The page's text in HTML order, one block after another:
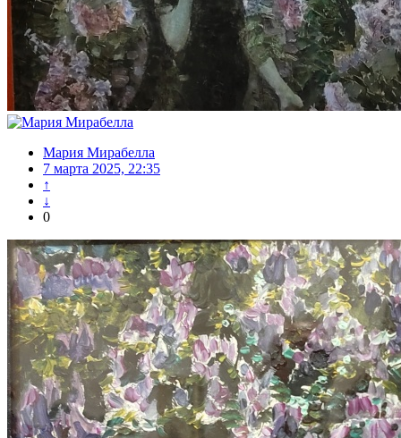
Мария Мирабелла
7 марта 2025, 22:35
↑
↓
0